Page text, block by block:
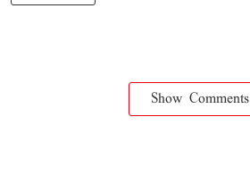
Show Comments